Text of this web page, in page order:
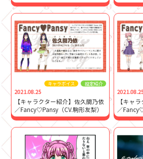
キャラボイス 設定紹介
2021.08.25
【キャラクター紹介】佐久間乃依
／Fancy♡Pansy（CV.駒形友梨）
【キャ
／